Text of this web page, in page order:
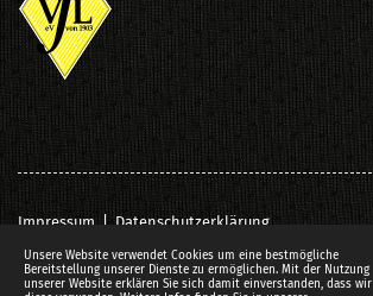
Impressum|Datenschutzerklärung
© VfL Löningen e.V. von 1903
Unsere Website verwendet Cookies um eine bestmögliche
Bereitstellung unserer Dienste zu ermöglichen. Mit der Nutzung
unserer Website erklären Sie sich damit einverstanden, dass wir